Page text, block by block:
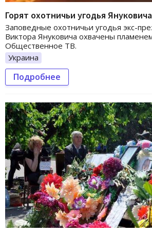
Горят охотничьи угодья
Заповедные охотничьи угодья экс-
Виктора Януковича охвачены
Общественное ТВ.
Украина
Подробнее